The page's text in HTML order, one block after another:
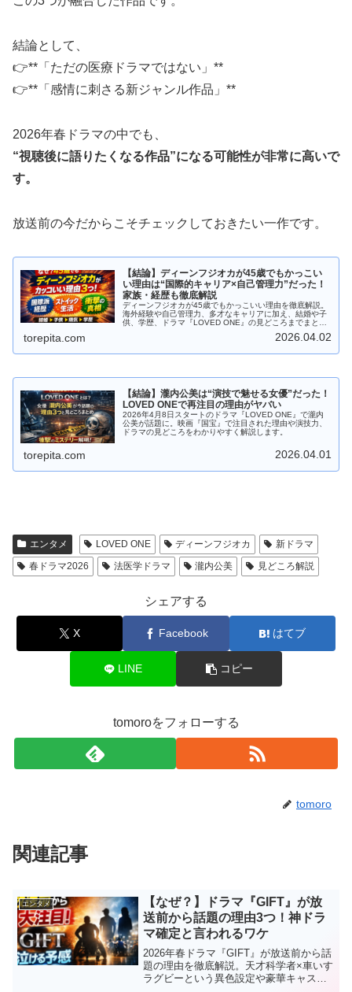
結論として、
👉**「ただの医療ドラマではない」**
👉**「感情に刺さる新ジャンル作品」**
2026年春ドラマの中でも、
“視聴後に語りたくなる作品”になる可能性が非常に高いで
す。
放送前の今だからこそチェックしておきたい一作です。
【結論】ディーンフジオカが45歳でもかっこい
い理由は“国際的キャリア×自己管理力”だった！
家族・経歴も徹底解説
ディーンフジオカが45歳でもかっこいい理由を徹底解説。
海外経験や自己管理力、多才なキャリアに加え、結婚や子
供、学歴、ドラマ『LOVED ONE』の見どころまでまとめ
torepita.com 2026.04.02
【結論】瀧内公美は“演技で魅せる女優”だった！
LOVED ONEで再注目の理由がヤバい
2026年4月8日スタートのドラマ『LOVED ONE』で瀧内
公美が話題に。映画『国宝』で注目された理由や演技力、
ドラマの見どころをわかりやすく解説します。
torepita.com 2026.04.01
エンタメ LOVED ONE ディーンフジオカ
新ドラマ
春ドラマ2026
法医学ドラマ 瀧内公美 見どころ解説
シェアする
X Facebook はてブ
LINE コピー
tomoroをフォローする
tomoro
関連記事
エンタメ
【なぜ？】ドラマ『GIFT』が放
送前から話題の理由3つ！神ドラ
マ確定と言われるワケ
2026年春ドラマ『GIFT』が放送前から話
題の理由を徹底解説。天才科学者×車いす
ラグビーという異色設定や豪華キャス